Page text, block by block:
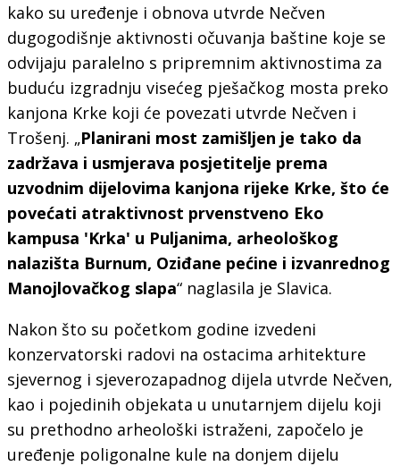
kako su uređenje i obnova utvrde Nečven
dugogodišnje aktivnosti očuvanja baštine koje se
odvijaju paralelno s pripremnim aktivnostima za
buduću izgradnju visećeg pješačkog mosta preko
kanjona Krke koji će povezati utvrde Nečven i
Trošenj. „Planirani most zamišljen je tako da
zadržava i usmjerava posjetitelje prema
uzvodnim dijelovima kanjona rijeke Krke, što će
povećati atraktivnost prvenstveno Eko
kampusa 'Krka' u Puljanima, arheološkog
nalazišta Burnum, Oziđane pećine i izvanrednog
Manojlovačkog slapa“ naglasila je Slavica.
Nakon što su početkom godine izvedeni
konzervatorski radovi na ostacima arhitekture
sjevernog i sjeverozapadnog dijela utvrde Nečven,
kao i pojedinih objekata u unutarnjem dijelu koji
su prethodno arheološki istraženi, započelo je
uređenje poligonalne kule na donjem dijelu